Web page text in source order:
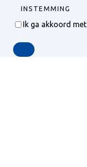
INSTEMMING
Ik ga akkoord